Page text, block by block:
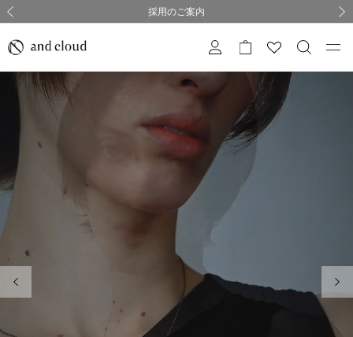
採用のご案内
熊本県熊本地方を震源とする地震の影響について
夏季休業についてのご案内
購入証明書ペーパーレス化のお知らせ
採用のご案内
熊本県熊本地方を震源とする地震の影響について